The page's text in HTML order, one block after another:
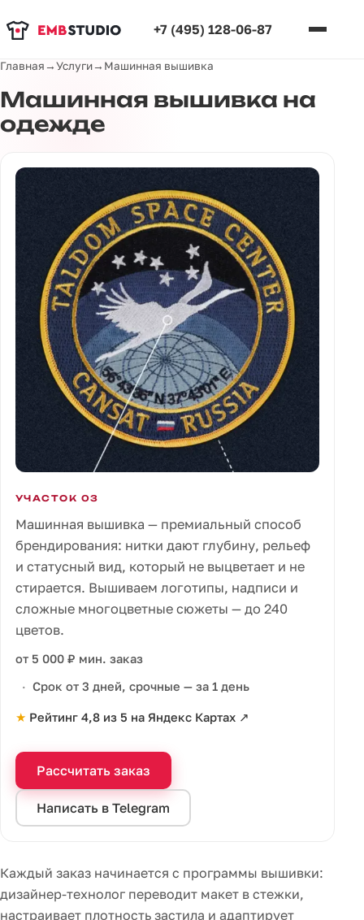
+7 (495) 128-06-87
Главная→Услуги→ Машинная вышивка
Машинная вышивка на
одежде
УЧАСТОК 03
Машинная вышивка — премиальный способ
брендирования: нитки дают глубину, рельеф
и статусный вид, который не выцветает и не
стирается. Вышиваем логотипы, надписи и
сложные многоцветные сюжеты — до 240
цветов.
от 5 000 ₽ мин. заказ
Срок от 3 дней, срочные — за 1 день
★ Рейтинг 4,8 из 5 на Яндекс Картах ↗
Рассчитать заказ
Написать в Telegram
Каждый заказ начинается с программы вышивки:
дизайнер-технолог переводит макет в стежки,
настраивает плотность застила и адаптирует